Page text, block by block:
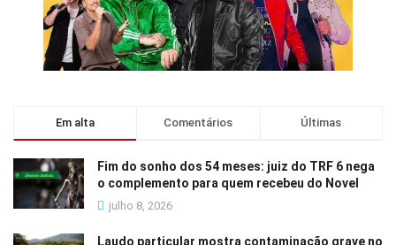
Em alta Comentários Últimas
Fim do sonho dos 54 meses: juiz do TRF 6 nega
o complemento para quem recebeu do Novel
julho 8, 2026
Laudo particular mostra contaminação grave no